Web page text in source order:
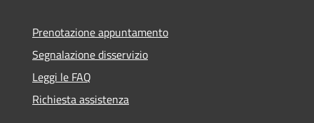
Prenotazione appuntamento
Segnalazione disservizio
Leggi le FAQ
Richiesta assistenza